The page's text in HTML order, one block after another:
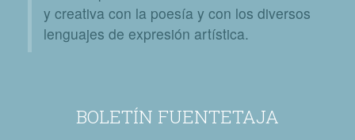
y creativa con la poesía y con los diversos
lenguajes de expresión artística.
BOLETÍN FUENTETAJA